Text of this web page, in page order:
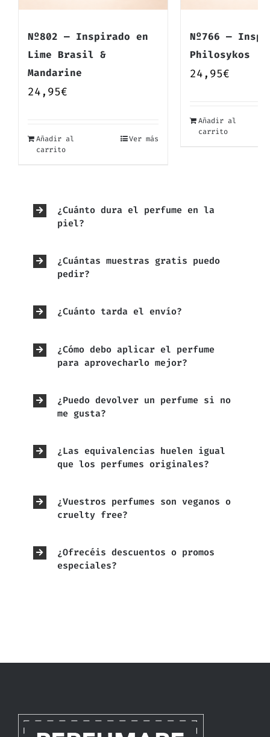
Nº802 — Inspirado en
Lime Brasil &
Mandarine
24,95€
Añadir al
carrito
Ver más
Nº766 —
Philosykos
24,95€
Añadir al
carrito
¿Cuánto dura el perfume en la
piel?
¿Cuántas muestras gratis puedo
pedir?
¿Cuánto tarda el envío?
¿Cómo debo aplicar el perfume
para aprovecharlo mejor?
¿Puedo devolver un perfume si no
me gusta?
¿Las equivalencias huelen igual
que los perfumes originales?
¿Vuestros perfumes son veganos o
cruelty free?
¿Ofrecéis descuentos o promos
especiales?